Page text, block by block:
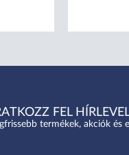
FEL
termékek, akciók és